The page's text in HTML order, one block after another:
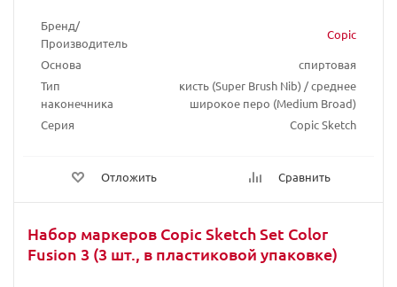
Бренд/
Производитель
Copic
Основа
спиртовая
Тип
наконечника
кисть (Super Brush Nib) / среднее
широкое перо (Medium Broad)
Серия
Copic Sketch
Отложить Сравнить
Набор маркеров Copic Sketch Set Color
Fusion 3 (3 шт., в пластиковой упаковке)